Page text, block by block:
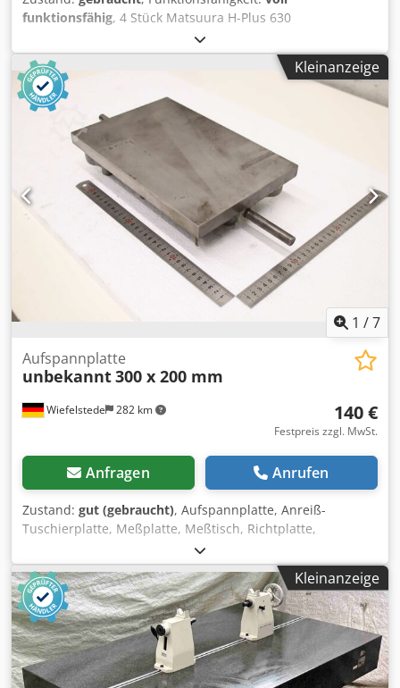
funktionsfähig, 4 Stück Matsuura H-Plus 630
Maschinenpaletten 800 x 800 mm mit hydraulischer
Zuführung Cjdpfx Aexn R Skocgerf
Kleinanzeige
1 /7
Wiefelstede 282 km
Aufspannplatte
unbekannt300 x 200 mm
140 €
Festpreis zzgl. MwSt.
Anfragen Anrufen
Zustand: gut (gebraucht), Aufspannplatte, Anreiß-
Tuschierplatte, Meßplatte, Meßtisch, Richtplatte,
Anreissplatte, Prüfplatte, Kontrollplatte, Feinmesstisch
Csdpfxjzldm Ne Acgsrf -Aufspannplatte: Prüfplatte mit
Stützrippen -Aufspannfläche: 300 x 200 mm -Plattendicke:
10 mm -Platte: mit Stützrippen -Transportabmessung:
446/200/H74 mm -Gewicht: 11 kg
Kleinanzeige